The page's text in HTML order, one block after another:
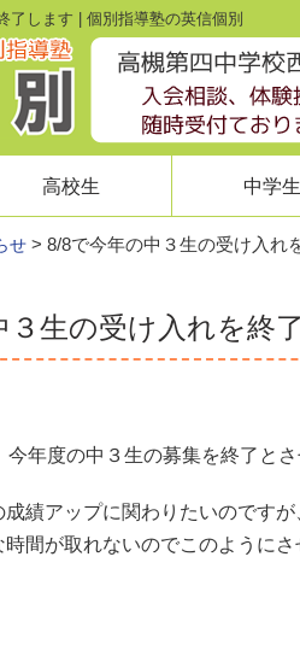
了します | 個別指導塾の英信個別
高校生 中学生
せ > 8/8で今年の中３生の受け入れ
３生の受け入れを終
年度の中３生の募集を終了とさ
績アップに関わりたいのですが
間が取れないのでこのようにさ